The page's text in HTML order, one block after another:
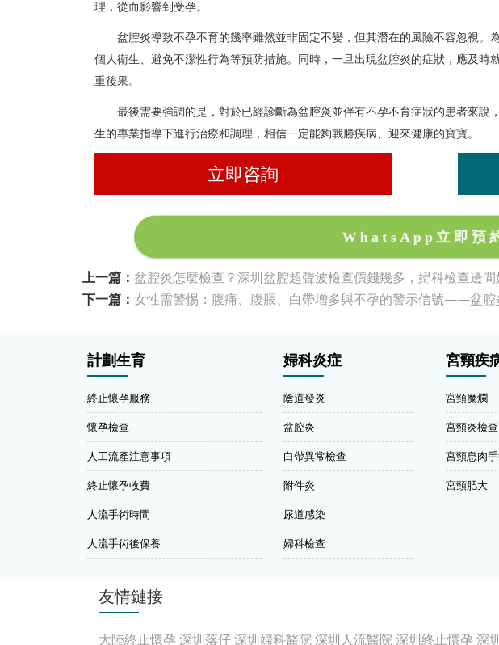
理，從而影響到受孕。
盆腔炎導致不孕不育的幾率雖然並非固定不變，但其潛在的風險不容忽視。
個人衛生、避免不潔性行為等預防措施。同時，一旦出現盆腔炎的症狀，應及時
重後果。
最後需要強調的是，對於已經診斷為盆腔炎並伴有不孕不育症狀的患者來說
生的專業指導下進行治療和調理，相信一定能夠戰勝疾病、迎來健康的寶寶。
立即咨詢
WhatsApp立即預
上一篇： 盆腔炎怎麼檢查？深圳盆腔超聲波檢查價錢幾多，婦科檢查邊間
下一篇： 女性需警惕：腹痛、腹脹、白帶增多與不孕的警示信號——盆腔
計劃生育
終止懷孕服務
懷孕檢查
人工流產注意事項
終止懷孕收費
人流手術時間
人流手術後保養
婦科炎症
陰道發炎
盆腔炎
白帶異常檢查
附件炎
尿道感染
婦科檢查
宮頸疾
宮頸糜爛
宮頸炎檢查
宮頸息肉
宮頸肥大
友情鏈接
大陸終止懷孕 深圳落仔深圳婦科醫院深圳人流醫院深圳終止懷孕 深